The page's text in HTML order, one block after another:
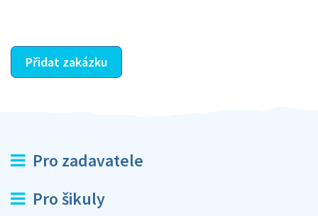
Přidat zakázku
Pro zadavatele
Pro šikuly